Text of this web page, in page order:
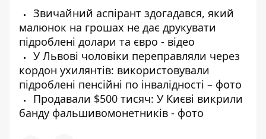
Звичайний аспірант здогадався, який
малюнок на грошах не дає друкувати
підроблені долари та євро - відео
У Львові чоловіки переправляли через
кордон ухилянтів: використовували
підроблені пенсійні по інвалідності – фото
Продавали $500 тисяч: У Києві викрили
банду фальшивомонетників - фото